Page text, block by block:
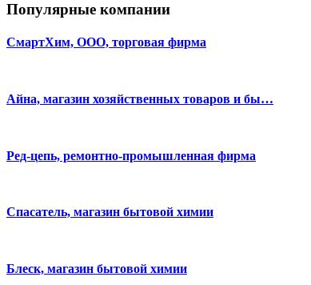
Популярные компании
СмартХим, ООО, торговая фирма
Айна, магазин хозяйственных товаров и бы…
Ред-цепь, ремонтно-промышленная фирма
Спасатель, магазин бытовой химии
Блеск, магазин бытовой химии